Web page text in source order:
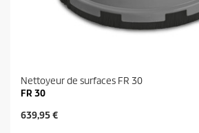
Nettoyeur de surfaces FR 30
FR 30
P
639,95 €